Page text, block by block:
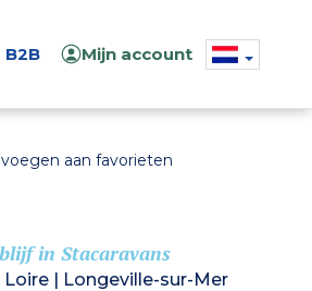
B2B Mijn account
aan favorieten
in Stacaravans
Loire| Longeville-sur-Mer